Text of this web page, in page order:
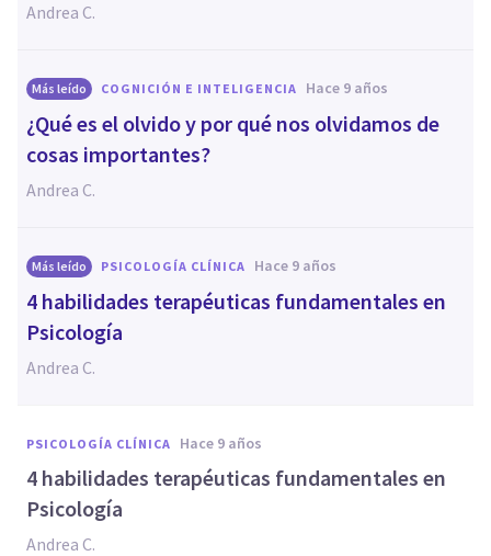
Andrea C.
Más leído COGNICIÓN E INTELIGENCIA hace 9 años
​¿Qué es el olvido y por qué nos olvidamos de
cosas importantes?
Andrea C.
Más leído PSICOLOGÍA CLÍNICA hace 9 años
4 habilidades terapéuticas fundamentales en
Psicología
Andrea C.
PSICOLOGÍA CLÍNICA hace 9 años
4 habilidades terapéuticas fundamentales en
Psicología
Andrea C.